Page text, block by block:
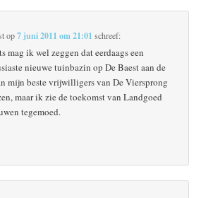
op7 juni 2011 om 21:01 schreef:
mag ik wel zeggen dat eerdaags een
nieuwe tuinbazin op De Baest aan de
mijn beste vrijwilligers van De Viersprong
maar ik zie de toekomst van Landgoed
tegemoed.